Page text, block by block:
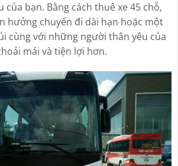
của bạn. Bằng cách thuê xe 45 chỗ,
hưởng chuyến đi dài hạn hoặc một
cùng với những người thân yêu của
mái và tiện lợi hơn.